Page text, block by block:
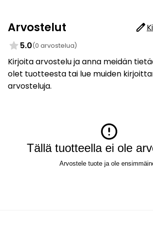
Arvostelut
5.0(0 arvostelua)
Kirjoita arvostelu ja anna meidän
olet tuotteesta tai lue muiden
arvosteluja.
Tällä tuotteella ei ole
Arvostele tuote ja ole